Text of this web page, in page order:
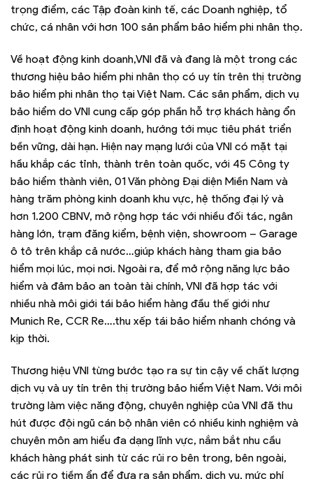
trọng điểm, các Tập đoàn kinh tế, các Doanh nghiệp, tổ
chức, cá nhân với hơn 100 sản phẩm bảo hiểm phi nhân thọ.
Về hoạt động kinh doanh,VNI đã và đang là một trong các
thương hiệu bảo hiểm phi nhân thọ có uy tín trên thị trường
bảo hiểm phi nhân thọ tại Việt Nam. Các sản phẩm, dịch vụ
bảo hiểm do VNI cung cấp góp phần hỗ trợ khách hàng ổn
định hoạt động kinh doanh, hướng tới mục tiêu phát triển
bền vững, dài hạn. Hiện nay mạng lưới của VNI có mặt tại
hầu khắp các tỉnh, thành trên toàn quốc, với 45 Công ty
bảo hiểm thành viên, 01 Văn phòng Đại diện Miền Nam và
hàng trăm phòng kinh doanh khu vực, hệ thống đại lý và
hơn 1.200 CBNV, mở rộng hợp tác với nhiều đối tác, ngân
hàng lớn, trạm đăng kiểm, bệnh viện, showroom – Garage
ô tô trên khắp cả nước…giúp khách hàng tham gia bảo
hiểm mọi lúc, mọi nơi. Ngoài ra, để mở rộng năng lực bảo
hiểm và đảm bảo an toàn tài chính, VNI đã hợp tác với
nhiều nhà môi giới tái bảo hiểm hàng đầu thế giới như
Munich Re, CCR Re….thu xếp tái bảo hiểm nhanh chóng và
kịp thời.
Thương hiệu VNI từng bước tạo ra sự tin cậy về chất lượng
dịch vụ và uy tín trên thị trường bảo hiểm Việt Nam. Với môi
trường làm việc năng động, chuyên nghiệp của VNI đã thu
hút được đội ngũ cán bộ nhân viên có nhiều kinh nghiệm và
chuyên môn am hiểu đa dạng lĩnh vực, nắm bắt nhu cầu
khách hàng phát sinh từ các rủi ro bên trong, bên ngoài,
các rủi ro tiềm ẩn để đưa ra sản phẩm, dịch vụ, mức phí